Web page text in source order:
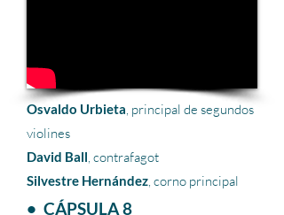
Osvaldo Urbieta, principal de segundos
violines
David Ball, contrafagot
Silvestre Hernández, corno principal
• CÁPSULA 8